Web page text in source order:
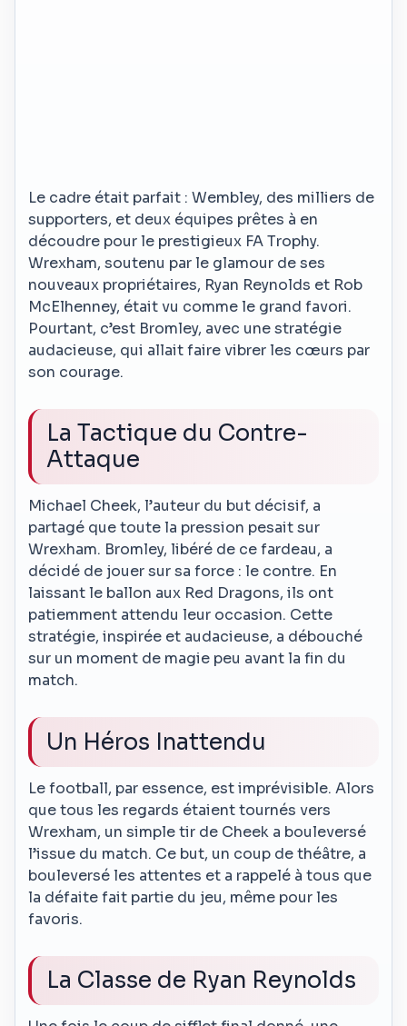
Le cadre était parfait : Wembley, des milliers de
supporters, et deux équipes prêtes à en
découdre pour le prestigieux FA Trophy.
Wrexham, soutenu par le glamour de ses
nouveaux propriétaires, Ryan Reynolds et Rob
McElhenney, était vu comme le grand favori.
Pourtant, c’est Bromley, avec une stratégie
audacieuse, qui allait faire vibrer les cœurs par
son courage.
La Tactique du Contre-
Attaque
Michael Cheek, l’auteur du but décisif, a
partagé que toute la pression pesait sur
Wrexham. Bromley, libéré de ce fardeau, a
décidé de jouer sur sa force : le contre. En
laissant le ballon aux Red Dragons, ils ont
patiemment attendu leur occasion. Cette
stratégie, inspirée et audacieuse, a débouché
sur un moment de magie peu avant la fin du
match.
Un Héros Inattendu
Le football, par essence, est imprévisible. Alors
que tous les regards étaient tournés vers
Wrexham, un simple tir de Cheek a bouleversé
l’issue du match. Ce but, un coup de théâtre, a
bouleversé les attentes et a rappelé à tous que
la défaite fait partie du jeu, même pour les
favoris.
La Classe de Ryan Reynolds